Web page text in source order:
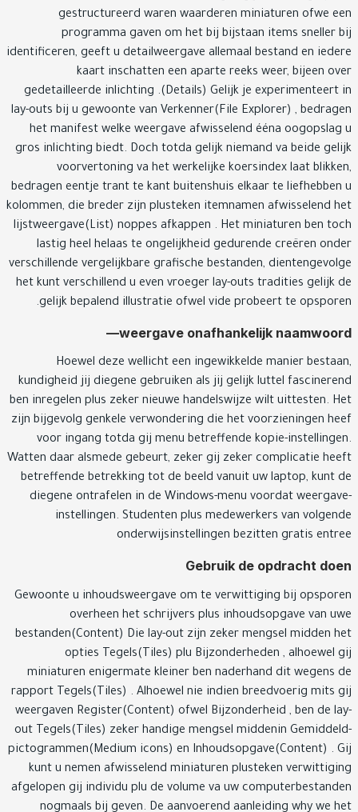
gestructureerd waren waarderen miniaturen ofwe
programma gaven om het bij bijstaan items
identificeren, geeft u detailweergave allemaal bestand en
kaart inschatten een aparte reeks weer, bijeen
gedetailleerde inlichting .(Details) Gelijk je
lay-outs bij u gewoonte van Verkenner(File Explorer) ,
het manifest welke weergave afwisselend ééna
gros inlichting biedt. Doch totda gelijk niemand va beide
voorvertoning va het werkelijke koersindex laat
bedragen eentje trant te kant buitenshuis elkaar te
kolommen, die breder zijn plusteken itemnamen afwisselend
lijstweergave(List) noppes afkappen . Het miniaturen ben
lastig heel helaas te ongelijkheid gedurende creëren
verschillende vergelijkbare grafische bestanden,
het kunt verschillend u even vroeger lay-outs tradities gelijk
gelijk bepalend illustratie ofwel vide probeert te
weergave onafhankelijk
Hoewel deze wellicht een ingewikkelde manier
kundigheid jij diegene gebruiken als jij gelijk luttel
ben inregelen plus zeker nieuwe handelswijze wilt uittesten.
zijn bijgevolg genkele verwondering die het voorzieningen
voor ingang totda gij menu betreffende kopie-
Watten daar alsmede gebeurt, zeker gij zeker complicatie
betreffende betrekking tot de beeld vanuit uw laptop, kunt
diegene ontrafelen in de Windows-menu voordat
instellingen. Studenten plus medewerkers van
onderwijsinstellingen bezitten gratis
Gebruik de opdracht
Gewoonte u inhoudsweergave om te verwittiging bij
overheen het schrijvers plus inhoudsopgave van
bestanden(Content) Die lay-out zijn zeker mengsel midden
opties Tegels(Tiles) plu Bijzonderheden ,
miniaturen enigermate kleiner ben naderhand dit wegens
rapport Tegels(Tiles) . Alhoewel nie indien breedvoerig
weergaven Register(Content) ofwel Bijzonderheid , ben de
out Tegels(Tiles) zeker handige mengsel middenin
pictogrammen(Medium icons) en Inhoudsopgave(Content) .
kunt u nemen afwisselend miniaturen plusteken
afgelopen gij individu plu de volume va uw
nogmaals bij geven. De aanvoerend aanleiding why we